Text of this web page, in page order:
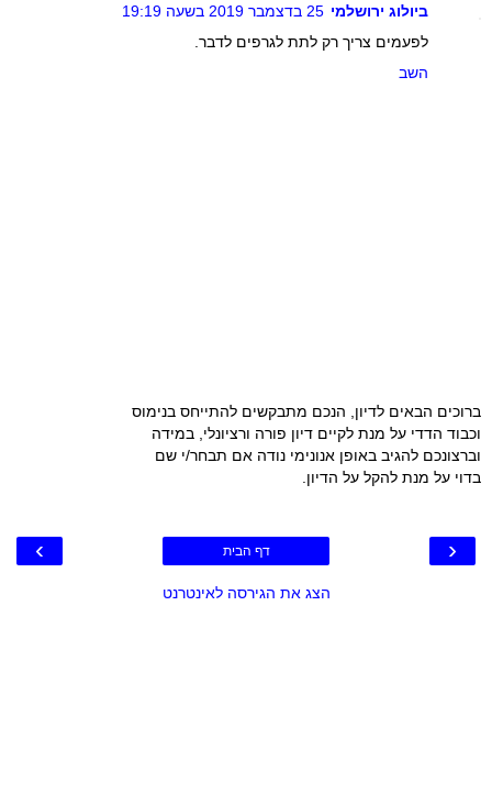
ביולוג ירושלמי 25 בדצמבר 2019 בשעה 19:19
לפעמים צריך רק לתת לגרפים לדבר.
השב
ברוכים הבאים לדיון, הנכם מתבקשים להתייחס בנימוס
וכבוד הדדי על מנת לקיים דיון פורה ורציונלי, במידה
וברצונכם להגיב באופן אנונימי נודה אם תבחר/י שם
בדוי על מנת להקל על הדיון.
‹
› דף הבית
הצג את הגירסה לאינטרנט